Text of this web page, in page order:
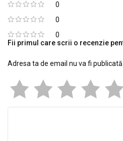
0
0
0
Fii primul care scrii o recenzie
Adresa ta de email nu va fi publicată.